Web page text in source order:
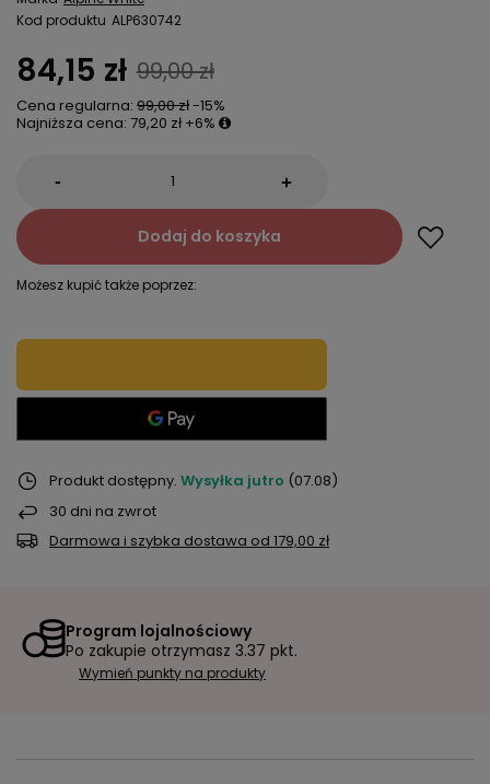
Kod produktu ALP630742
84,15 zł 99,00 zł
Cena regularna: 99,00 zł-15%
Najniższa cena: 79,20 zł +6%
- +
Dodaj do koszyka
Możesz kupić także poprzez:
Produkt dostępny Wysyłka jutro (07.08)
30 dni na zwrot
Darmowa i szybka dostawa od 179,00 zł
Program lojalnościowy
Po zakupie otrzymasz 3.37 pkt.
Wymień punkty na produkty